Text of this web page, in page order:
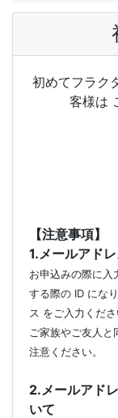
初めてフラク
客様は
【注意事項】
1.メールアド
お申込みの際に入
する際の ID にな
ス をご入力くださ
ご家族やご友人
注意ください。
2.メールアド
いて